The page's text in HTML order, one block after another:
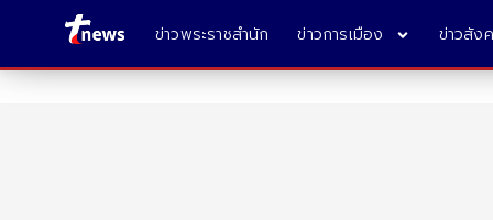
ข่าวพระราชสำนัก ข่าวการเมือง ข่าวสัง